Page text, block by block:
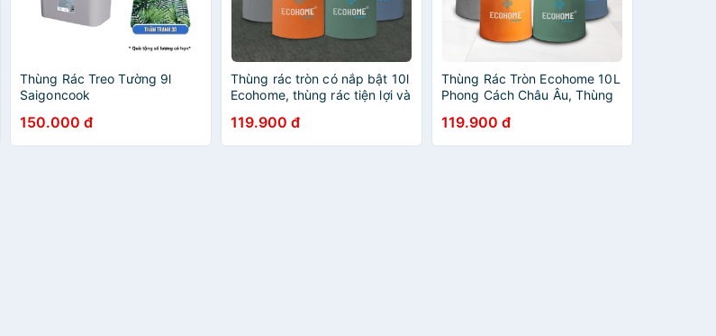
Thùng Rác Treo Tường 9l
Saigoncook
150.000 đ
Thùng rác tròn có nắp bật 10l
Ecohome, thùng rác tiện lợi và
119.900 đ
Thùng Rác Tròn Ecohome 10L
Phong Cách Châu Âu, Thùng
Sang Trọng
119.900 đ